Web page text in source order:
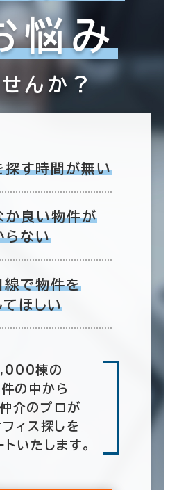
悩み
んか？
探す時間が無い
か良い物件が
らない
線で物件を
てほしい
棟の
の中から
介のプロが
ィス探しを
いたします。